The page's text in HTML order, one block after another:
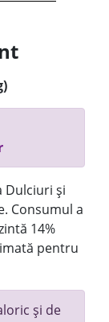
Dulciuri și
Consumul a
14%
pentru
și de